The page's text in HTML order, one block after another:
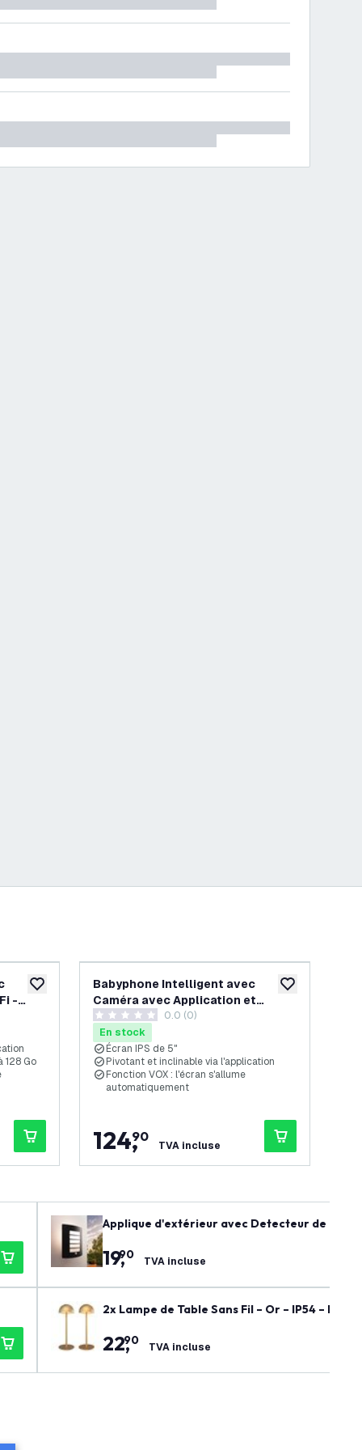
ajouter à la liste de souhaits
-
128 Go
ajouter à la
Babyphone Intelligent avec
Caméra avec Application et
Moniteur - WiFi - 1080P
0 étoiles de notation
0.0 (0)
En stock
Écran IPS de 5"
Pivotant et inclinable via l'application
Fonction VOX : l'écran s'allume
automatiquement
124,
90
TVA incluse
Applique d'extérieur avec Detecteur de
xtérieur
19,
90 TVA incluse
2x Lampe de Table Sans Fil – Or – IP54 –
22,
90 TVA incluse